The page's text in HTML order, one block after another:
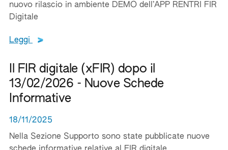
nuovo rilascio in ambiente DEMO dell’APP RENTRI FIR
Digitale
Leggi Leggi tutto il testo del documento
Il FIR digitale (xFIR) dopo il
13/02/2026 - Nuove Schede
Informative
18/11/2025
Nella Sezione Supporto sono state pubblicate nuove